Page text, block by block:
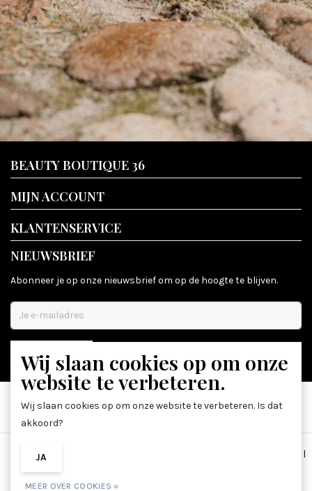
BEAUTY BOUTIQUE 36
MIJN ACCOUNT
KLANTENSERVICE
NIEUWSBRIEF
Abonneer je op onze nieuwsbrief om op de hoogte te blijven.
ABONNEER
Algemene voorwaarden
|
Wij slaan cookies op om onze
website te verbeteren.
Wij slaan cookies op om onze website te verbeteren. Is dat
akkoord?
JA
MEER OVER COOKIES »